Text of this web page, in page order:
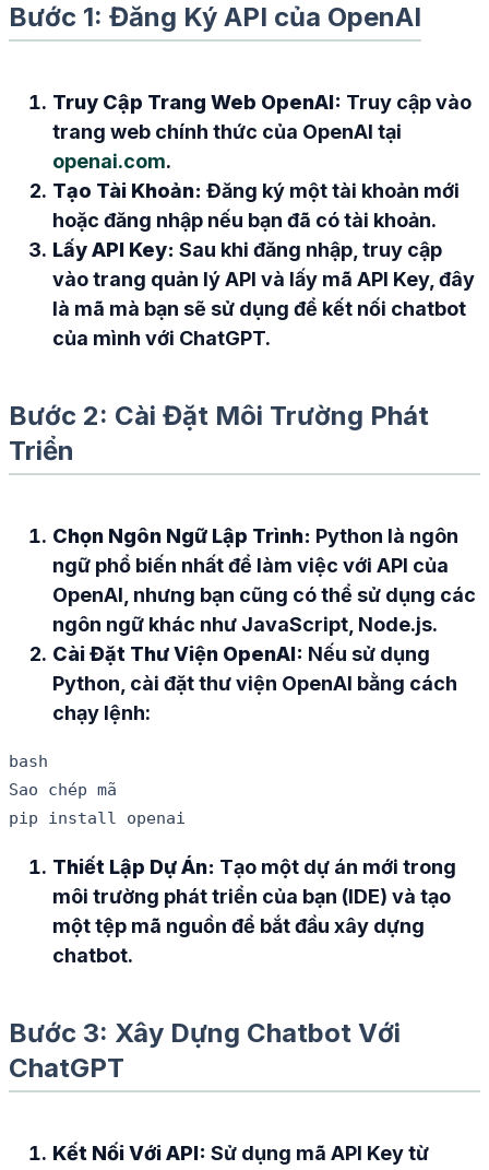
Bước 1: Đăng Ký API của OpenAI
Truy Cập Trang Web OpenAI: Truy cập vào
trang web chính thức của OpenAI tại
openai.com.
Tạo Tài Khoản: Đăng ký một tài khoản mới
hoặc đăng nhập nếu bạn đã có tài khoản.
Lấy API Key: Sau khi đăng nhập, truy cập
vào trang quản lý API và lấy mã API Key, đây
là mã mà bạn sẽ sử dụng để kết nối chatbot
của mình với ChatGPT.
Bước 2: Cài Đặt Môi Trường Phát
Triển
Chọn Ngôn Ngữ Lập Trình: Python là ngôn
ngữ phổ biến nhất để làm việc với API của
OpenAI, nhưng bạn cũng có thể sử dụng các
ngôn ngữ khác như JavaScript, Node.js.
Cài Đặt Thư Viện OpenAI: Nếu sử dụng
Python, cài đặt thư viện OpenAI bằng cách
chạy lệnh:
bash
Sao chép mã
Thiết Lập Dự Án: Tạo một dự án mới trong
môi trường phát triển của bạn (IDE) và tạo
một tệp mã nguồn để bắt đầu xây dựng
chatbot.
Bước 3: Xây Dựng Chatbot Với
ChatGPT
Kết Nối Với API: Sử dụng mã API Key từ